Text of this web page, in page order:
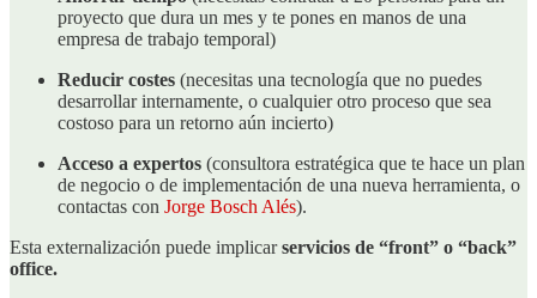
proyecto que dura un mes y te pones en manos de una
empresa de trabajo temporal)
Reducir costes (necesitas una tecnología que no puedes
desarrollar internamente, o cualquier otro proceso que sea
costoso para un retorno aún incierto)
Acceso a expertos (consultora estratégica que te hace un plan
de negocio o de implementación de una nueva herramienta, o
contactas con Jorge Bosch Alés).
Esta externalización puede implicarservicios de “front” o “back”
office.